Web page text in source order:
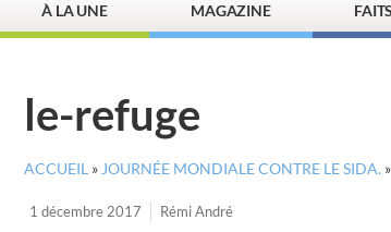
À LA UNE MAGAZINE
le-refuge
ACCUEIL » JOURNÉE MONDIALE CONTRE LE SIDA. »
1 décembre 2017 Rémi André